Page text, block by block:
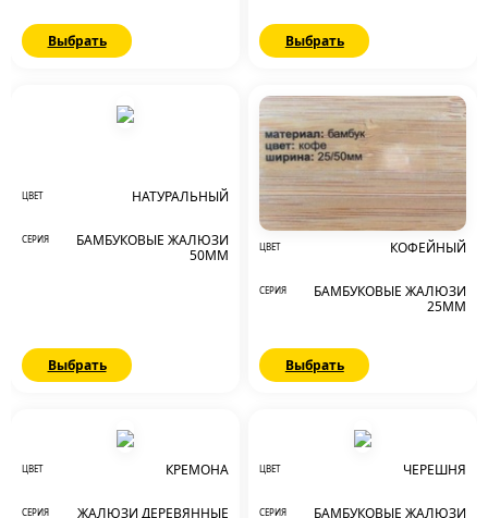
Выбрать Выбрать
ЦВЕТ НАТУРАЛЬНЫЙ
СЕРИЯ
БАМБУКОВЫЕ ЖАЛЮЗИ
50ММ
Выбрать
ЦВЕТ КОФЕЙНЫЙ
СЕРИЯ
БАМБУКОВЫЕ ЖАЛЮЗИ
25ММ
Выбрать
ЦВЕТ КРЕМОНА
СЕРИЯ ЖАЛЮЗИ ДЕРЕВЯННЫЕ
ЦВЕТ ЧЕРЕШНЯ
СЕРИЯ БАМБУКОВЫЕ ЖАЛЮЗИ